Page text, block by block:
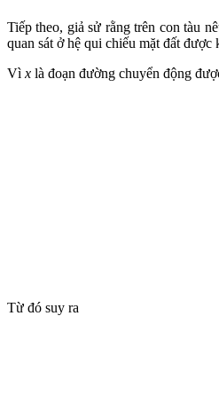
Tiếp theo, giả sử rằng trên con tàu
quan sát ở hệ qui chiếu mặt đất
Vì x là đoạn đường chuyển động
Từ đó suy ra